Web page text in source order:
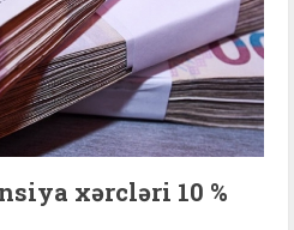
xərcləri 10 %